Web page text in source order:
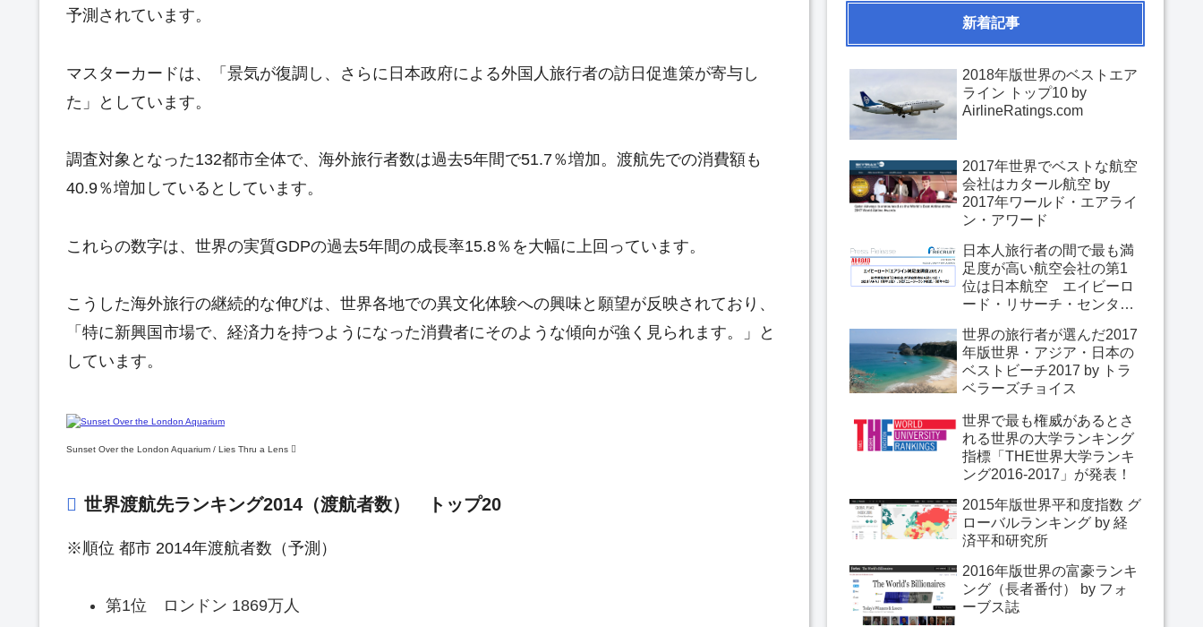
予測されています。
マスターカードは、「景気が復調し、さらに日本政府による外国人旅行者の訪日促進策が寄与し
た」としています。
調査対象となった132都市全体で、海外旅行者数は過去5年間で51.7％増加。渡航先での消費額も
40.9％増加しているとしています。
これらの数字は、世界の実質GDPの過去5年間の成長率15.8％を大幅に上回っています。
こうした海外旅行の継続的な伸びは、世界各地での異文化体験への興味と願望が反映されており、
「特に新興国市場で、経済力を持つようになった消費者にそのような傾向が強く見られます。」と
しています。
Sunset Over the London Aquarium / Lies Thru a Lens 
世界渡航先ランキング2014（渡航者数） トップ20
※順位 都市 2014年渡航者数（予測）
第1位 ロンドン 1869万人
新着記事
2018年版世界のベストエア
ライン トップ10 by
AirlineRatings.com
2017年世界でベストな航空
会社はカタール航空 by
2017年ワールド・エアライ
ン・アワード
日本人旅行者の間で最も満
足度が高い航空会社の第1
位は日本航空 エイビーロ
ード・リサーチ・センター
2017」
世界の旅行者が選んだ2017
年版世界・アジア・日本の
ベストビーチ2017 by トラ
ベラーズチョイス
世界で最も権威があるとさ
れる世界の大学ランキング
指標「THE世界大学ランキ
ング2016-2017」が発表！
2015年版世界平和度指数 グ
ローバルランキング by 経
済平和研究所
2016年版世界の富豪ランキ
ング（長者番付） by フォ
ーブス誌